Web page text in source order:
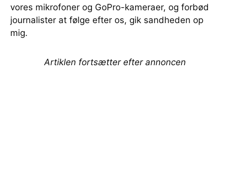
vores mikrofoner og GoPro-kameraer, og forbød
journalister at følge efter os, gik sandheden op
mig.
Artiklen fortsætter efter annoncen